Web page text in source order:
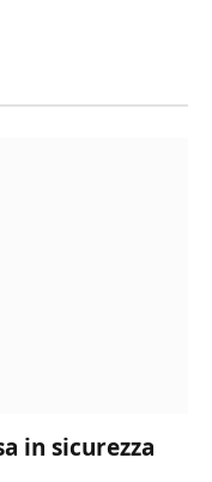
in sicurezza